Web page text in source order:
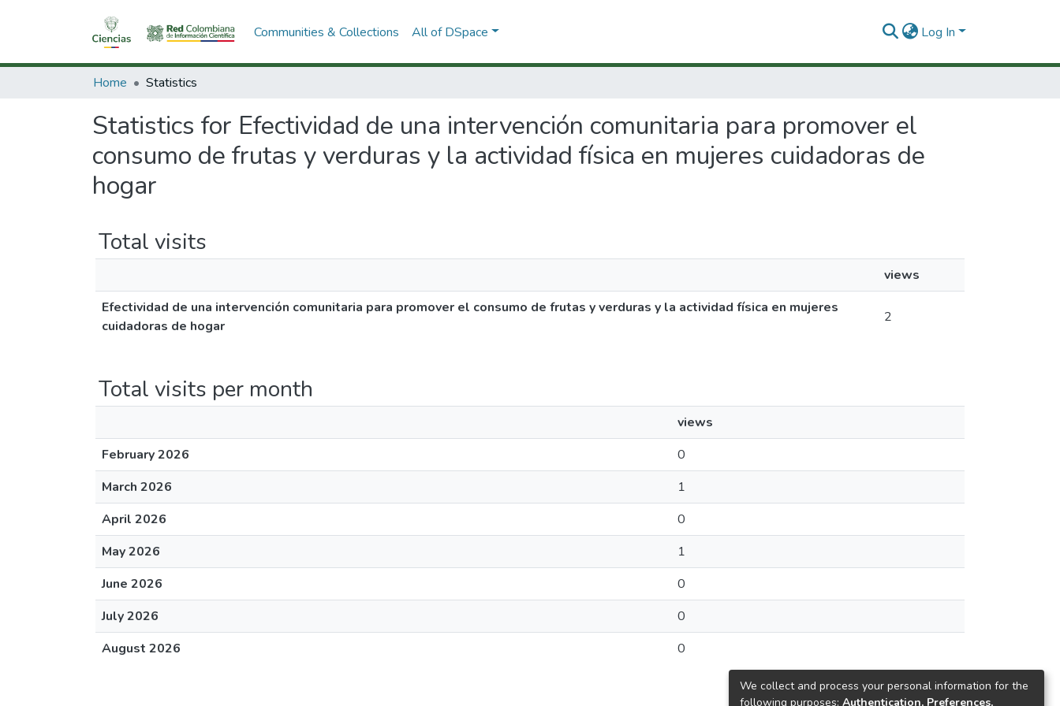
Communities & Collections All of DSpace Log In
Home Statistics
Statistics for Efectividad de una intervención comunitaria para promover el
consumo de frutas y verduras y la actividad física en mujeres cuidadoras de
hogar
Total visits
views
Efectividad de una intervención comunitaria para promover el consumo de frutas y verduras y la actividad física en mujeres
cuidadoras de hogar
2
Total visits per month
views
February 2026
0
March 2026
1
April 2026
0
May 2026
1
June 2026
0
July 2026
0
August 2026
0
We collect and process your personal information for the
following purposes: Authentication, Preferences,